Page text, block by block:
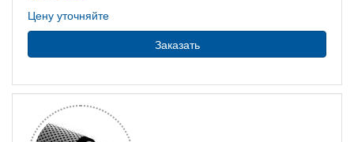
Цену уточняйте
Заказать